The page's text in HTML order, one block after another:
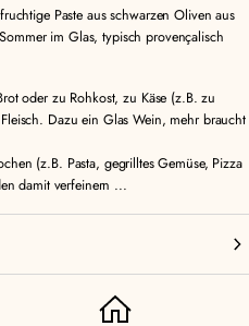
Paste aus schwarzen Oliven aus
im Glas, typisch provençalisch
oder zu Rohkost, zu Käse (z.B. zu
Dazu ein Glas Wein, mehr braucht
(z.B. Pasta, gegrilltes Gemüse, Pizza
damit verfeinern ...